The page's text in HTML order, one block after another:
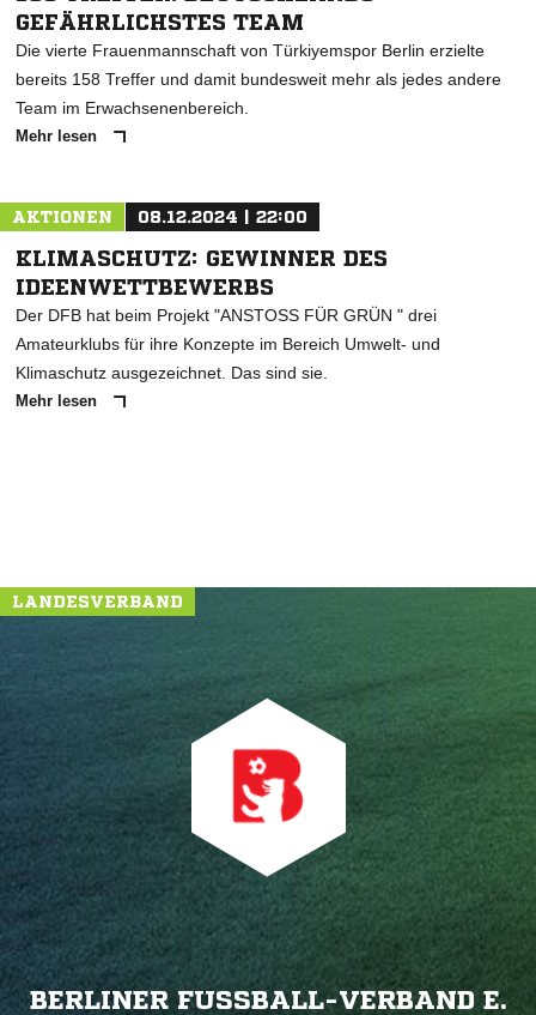
GEFÄHRLICHSTES TEAM
Die vierte Frauenmannschaft von Türkiyemspor Berlin erzielte
bereits 158 Treffer und damit bundesweit mehr als jedes andere
Team im Erwachsenenbereich.
Mehr lesen
AKTIONEN 08.12.2024 | 22:00
KLIMASCHUTZ: GEWINNER DES
IDEENWETTBEWERBS
Der DFB hat beim Projekt "ANSTOSS FÜR GRÜN " drei
Amateurklubs für ihre Konzepte im Bereich Umwelt- und
Klimaschutz ausgezeichnet. Das sind sie.
Mehr lesen
LANDESVERBAND
BERLINER FUSSBALL-VERBAND E. V